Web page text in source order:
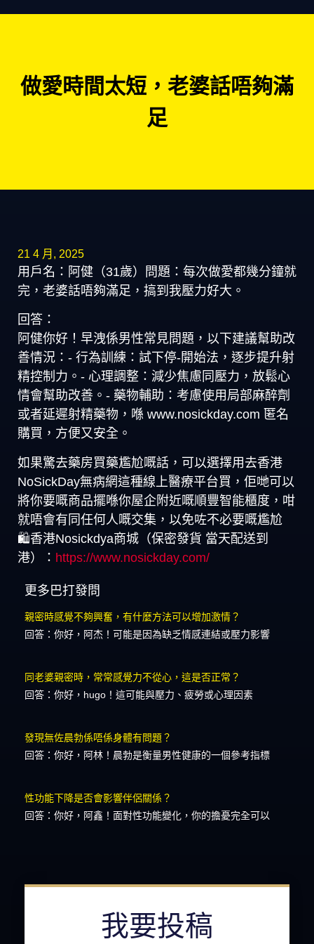
做愛時間太短，老婆話唔夠滿
足
21 4 月, 2025
用戶名：阿健（31歲）問題：每次做愛都幾分鐘就
完，老婆話唔夠滿足，搞到我壓力好大。
回答：
阿健你好！早洩係男性常見問題，以下建議幫助改
善情況：- 行為訓練：試下停-開始法，逐步提升射
精控制力。- 心理調整：減少焦慮同壓力，放鬆心
情會幫助改善。- 藥物輔助：考慮使用局部麻醉劑
或者延遲射精藥物，喺 www.nosickday.com 匿名
購買，方便又安全。
如果驚去藥房買藥尷尬嘅話，可以選擇用去香港
NoSickDay無病網這種線上醫療平台買，佢哋可以
將你要嘅商品擺喺你屋企附近嘅順豐智能櫃度，咁
就唔會有同任何人嘅交集，以免咗不必要嘅尷尬
🛍️香港Nosickdya商城（保密發貨 當天配送到
港）： https://www.nosickday.com/
更多巴打發問
親密時感覺不夠興奮，有什麼方法可以增加激情？
回答：你好，阿杰！可能是因為缺乏情感連結或壓力影響
同老婆親密時，常常感覺力不從心，這是否正常？
回答：你好，hugo！這可能與壓力、疲勞或心理因素
發現無佐晨勃係唔係身體有問題？
回答：你好，阿林！晨勃是衡量男性健康的一個參考指標
性功能下降是否會影響伴侶關係？
回答：你好，阿鑫！面對性功能變化，你的擔憂完全可以
我要投稿